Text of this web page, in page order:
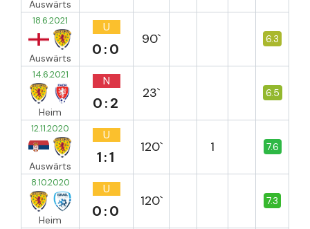
Auswärts
18.6.2021
Auswärts
U
0:0
90` 6.3
14.6.2021
Heim
N
0:2
23` 6.5
12.11.2020
Auswärts
U
1:1
120` 1 7.6
8.10.2020
Heim
U
0:0
120` 7.3